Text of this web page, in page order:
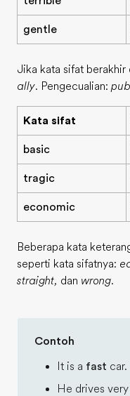
gentle
Jika kata sifat berakhir
ally. Pengecualian:
Kata sifat
basic
tragic
economic
Beberapa kata
seperti kata sifatnya:
straight, dan wrong.
Contoh
It is a fast car.
He drives very